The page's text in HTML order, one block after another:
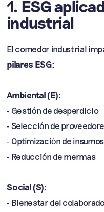
1. ESG
industrial
El comedor industrial
pilares ESG:
Ambiental (E):
- Gestión de desperdicio
- Selección de
- Optimización de insumos
- Reducción de mermas
Social (S):
- Bienestar del